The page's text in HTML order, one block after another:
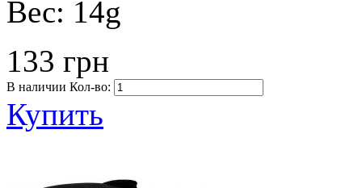
Вес: 14g
133 грн
В наличии Кол-во:
Купить